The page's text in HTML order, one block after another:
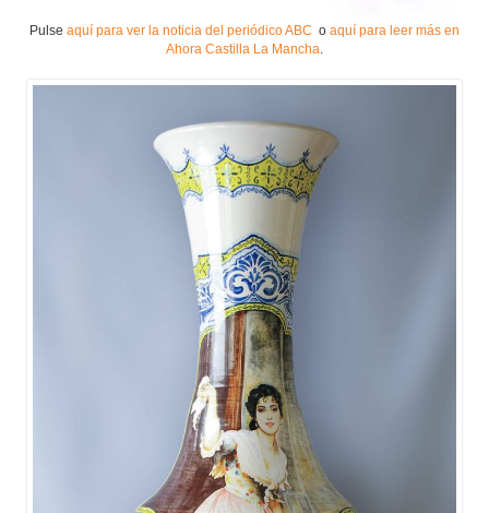
Pulse aquí para ver la noticia del periódico ABC o aquí para leer más en
Ahora Castilla La Mancha